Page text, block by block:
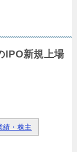
IPO新規上場
績・株主